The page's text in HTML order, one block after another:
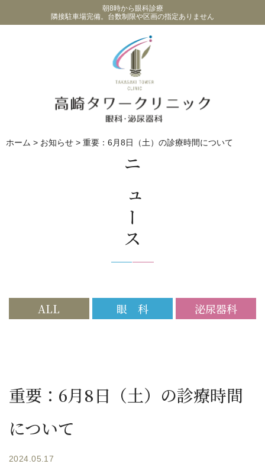
朝8時から眼科診療
隣接駐車場完備。台数制限や区画の指定ありません
ホーム > お知らせ > 重要：6月8日（土）の診療時間について
ニュース
ALL 眼 科 泌尿器科
重要：6月8日（土）の診療時間
について
2024.05.17